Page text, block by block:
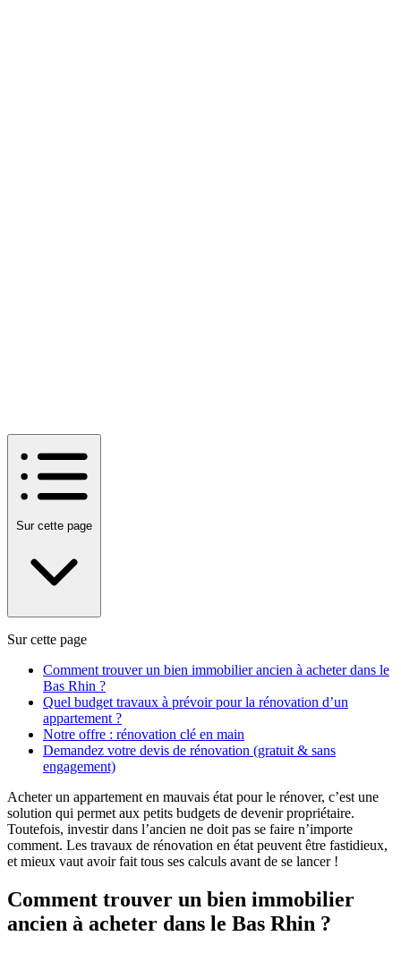
Sur cette page
Sur cette page
Comment trouver un bien immobilier ancien à acheter dans le
Bas Rhin ?
Quel budget travaux à prévoir pour la rénovation d’un
appartement ?
Notre offre : rénovation clé en main
Demandez votre devis de rénovation (gratuit & sans
engagement)
Acheter un appartement en mauvais état pour le rénover, c’est une
solution qui permet aux petits budgets de devenir propriétaire.
Toutefois, investir dans l’ancien ne doit pas se faire n’importe
comment. Les travaux de rénovation en état peuvent être fastidieux,
et mieux vaut avoir fait tous ses calculs avant de se lancer !
Comment trouver un bien immobilier
ancien à acheter dans le Bas Rhin ?